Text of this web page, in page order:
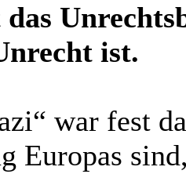
ist.
war fest
Europas